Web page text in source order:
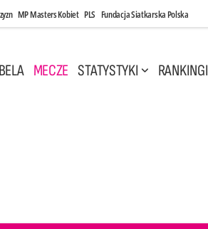
MP Masters Kobiet PLS Fundacja Siatkarska Polska
MECZE STATYSTYKI RANKINGI